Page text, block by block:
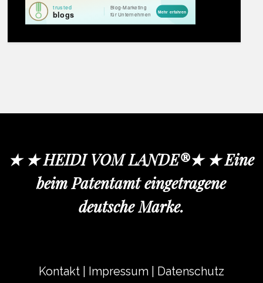
★ ★ HEIDI VOM LANDE®★ ★ Eine
beim Patentamt eingetragene
deutsche Marke.
Kontakt Impressum Datenschutz